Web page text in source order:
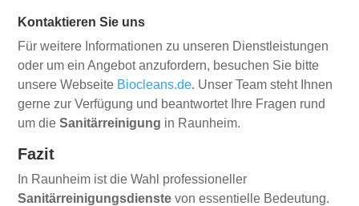
Kontaktieren Sie uns
Für weitere Informationen zu unseren Dienstleistungen
oder um ein Angebot anzufordern, besuchen Sie bitte
unsere Webseite Biocleans.de. Unser Team steht Ihnen
gerne zur Verfügung und beantwortet Ihre Fragen rund
um dieSanitärreinigung in Raunheim.
Fazit
In Raunheim ist die Wahl professioneller
Sanitärreinigungsdienste von essentielle Bedeutung.